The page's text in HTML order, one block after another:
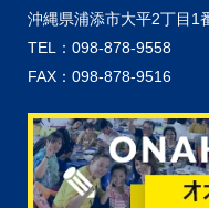
沖縄県浦添市大平2丁目1
TEL：098-878-9558
FAX：098-878-9516